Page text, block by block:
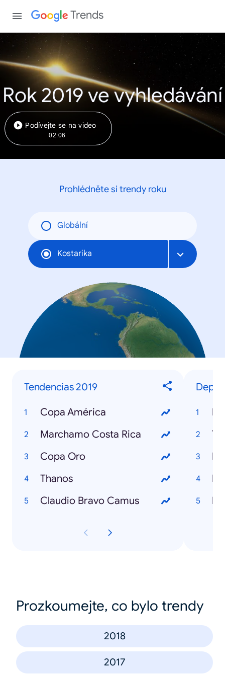
Trends
Rok 2019 ve vyhledávání
Podívejte se na video
02:06
Prohlédněte si trendy roku
Globální
Kostarika
Tendencias 2019
Copa América
Marchamo Costa Rica
Copa Oro
Thanos
Claudio Bravo Camus
Prozkoumejte, co bylo trendy
2018
2017